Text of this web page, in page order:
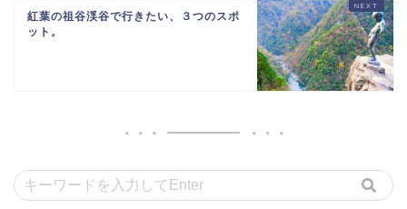
紅葉の祖谷渓谷で行きたい、３つのスポ
ット。